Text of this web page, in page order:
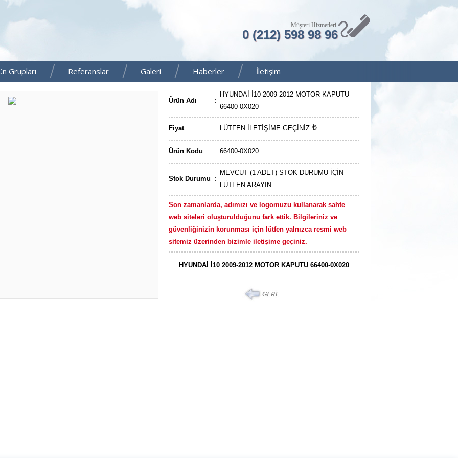
Müşteri Hizmetleri
0 (212) 598 98 96
Grupları Referanslar Galeri Haberler İletişim
Ürün Adı :
HYUNDAİ İ10 2009-2012 MOTOR KAPUTU
66400-0X020
Fiyat : LÜTFEN İLETİŞİME GEÇİNİZ
Ürün Kodu : 66400-0X020
Stok Durumu :
MEVCUT (1 ADET) STOK DURUMU İÇİN
LÜTFEN ARAYIN..
Son zamanlarda, adımızı ve logomuzu kullanarak sahte
web siteleri oluşturulduğunu fark ettik. Bilgileriniz ve
güvenliğinizin korunması için lütfen yalnızca resmi web
sitemiz üzerinden bizimle iletişime geçiniz.
HYUNDAİ İ10 2009-2012 MOTOR KAPUTU 66400-0X020